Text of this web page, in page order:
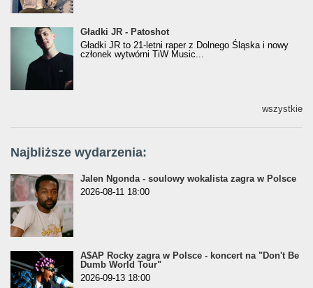
Gładki JR - Patoshot
Gładki JR - Patoshot
Gładki JR to 21-letni raper z Dolnego Śląska i nowy
członek wytwórni TiW Music...
wszystkie
Najbliższe wydarzenia:
Jalen Ngonda - soulowy wokalista zagra w Polsce
2026-08-11 18:00
A$AP Rocky zagra w Polsce - koncert na "Don't Be
Dumb World Tour"
2026-09-13 18:00